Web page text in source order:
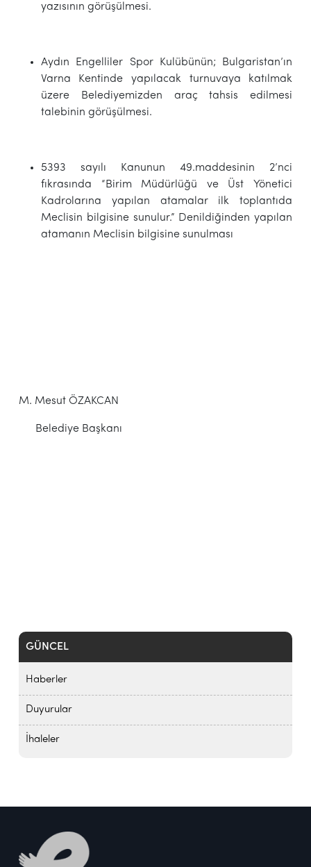
GÜNCEL
Haberler
Duyurular
İhaleler
yazısının görüşülmesi.
Aydın Engelliler Spor Kulübünün; Bulgaristan’ın
Varna Kentinde yapılacak turnuvaya katılmak
üzere Belediyemizden araç tahsis edilmesi
talebinin görüşülmesi.
5393 sayılı Kanunun 49.maddesinin 2’nci
fıkrasında “Birim Müdürlüğü ve Üst Yönetici
Kadrolarına yapılan atamalar ilk toplantıda
Meclisin bilgisine sunulur.” Denildiğinden yapılan
atamanın Meclisin bilgisine sunulması
M. Mesut ÖZAKCAN
Belediye Başkanı